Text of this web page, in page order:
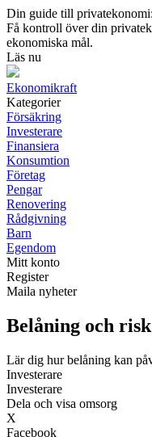
Din guide till
Få kontroll över din
ekonomiska mål.
Läs nu
Ekonomikraft
Kategorier
Försäkring
Investerare
Finansiera
Konsumtion
Företag
Pengar
Renovering
Rådgivning
Barn
Egendom
Mitt konto
Register
Maila nyheter
Belåning och
Lär dig hur belåning kan
Investerare
Investerare
Dela och visa omsorg
X
Facebook